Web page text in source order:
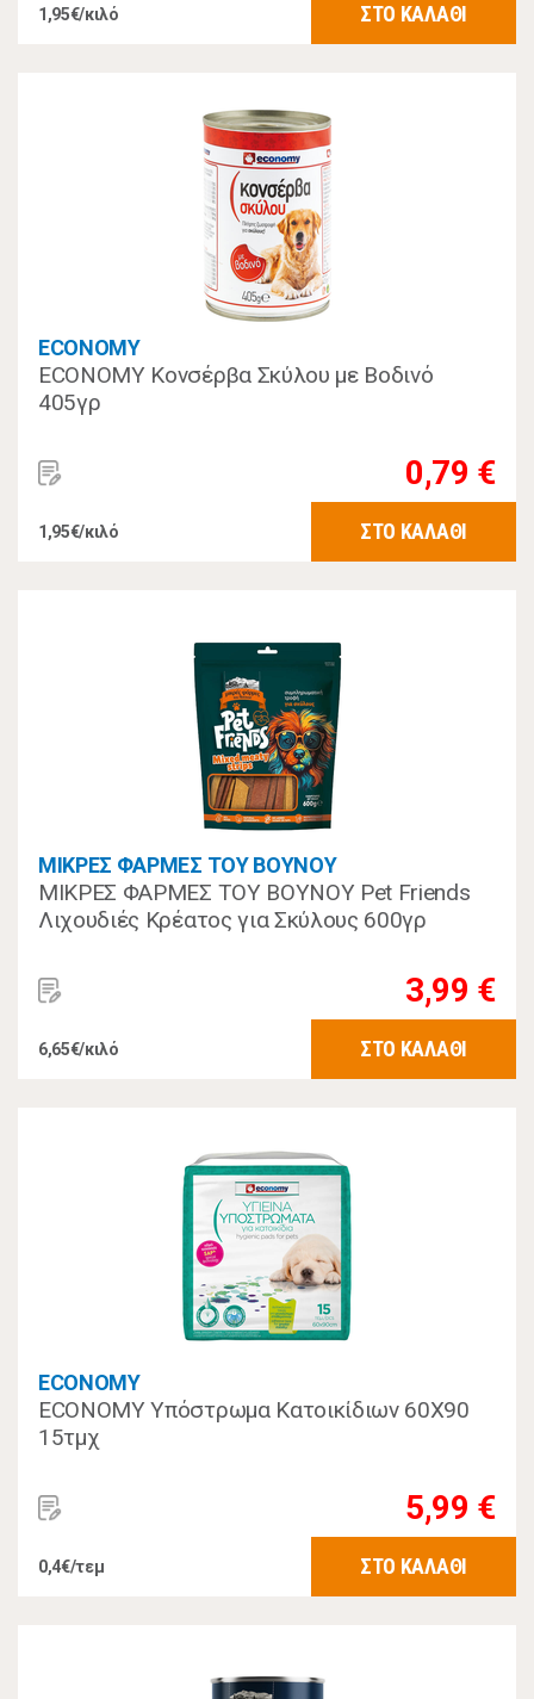
1,95€/κιλό ΣΤΟ ΚΑΛΑΘΙ
ECONOMY
ECONOMY Κονσέρβα Σκύλου με Βοδινό
405γρ
0,79 €
1,95€/κιλό ΣΤΟ ΚΑΛΑΘΙ
ΜΙΚΡΕΣ ΦΑΡΜΕΣ ΤΟΥ ΒΟΥΝΟΥ
ΜΙΚΡΕΣ ΦΑΡΜΕΣ ΤΟΥ ΒΟΥΝΟΥ Pet Friends
Λιχουδιές Κρέατος για Σκύλους 600γρ
3,99 €
6,65€/κιλό ΣΤΟ ΚΑΛΑΘΙ
ECONOMY
ECONOMY Υπόστρωμα Κατοικίδιων 60Χ90
15τμχ
5,99 €
0,4€/τεμ ΣΤΟ ΚΑΛΑΘΙ